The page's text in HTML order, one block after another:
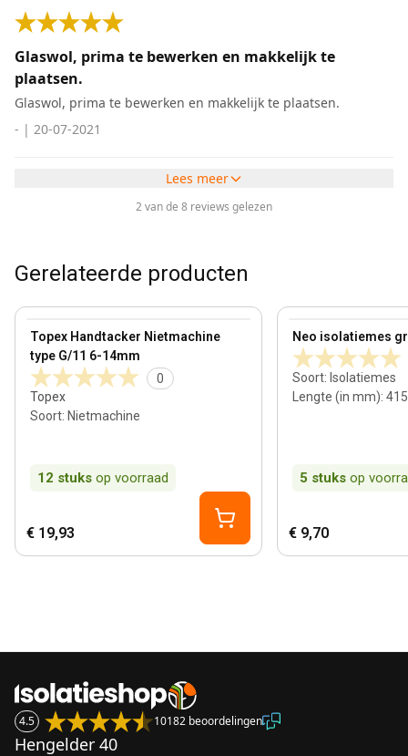
Glaswol, prima te bewerken en makkelijk te
plaatsen.
Glaswol, prima te bewerken en makkelijk te plaatsen.
- | 20-07-2021
Lees meer
2 van de 8 reviews gelezen
Gerelateerde producten
Topex Handtacker Nietmachine
type G/11 6-14mm
0
Topex
Soort: Nietmachine
12 stuks op voorraad
View product
€ 19,93
Neo isolatiemes
Soort: Isolatiemes
Lengte (in mm): 415
5 stuks op
View product
€ 9,70
4.5 10182 beoordelingen
Hengelder 40